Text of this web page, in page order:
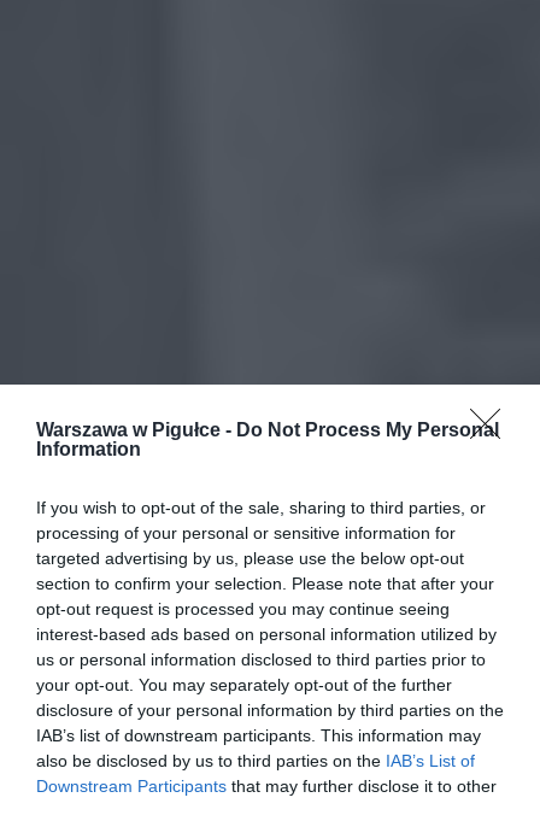
Warszawa w Pigułce - Do Not Process My Personal
Information
If you wish to opt-out of the sale, sharing to third parties, or
processing of your personal or sensitive information for
targeted advertising by us, please use the below opt-out
section to confirm your selection. Please note that after your
opt-out request is processed you may continue seeing
interest-based ads based on personal information utilized by
us or personal information disclosed to third parties prior to
your opt-out. You may separately opt-out of the further
disclosure of your personal information by third parties on the
IAB’s list of downstream participants. This information may
also be disclosed by us to third parties on the IAB’s List of
Downstream Participants that may further disclose it to other